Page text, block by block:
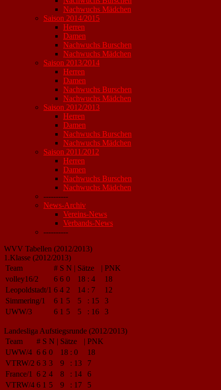
Nachwuchs Mädchen
Saison 2014/2015
Herren
Damen
Nachwuchs Burschen
Nachwuchs Mädchen
Saison 2013/2014
Herren
Damen
Nachwuchs Burschen
Nachwuchs Mädchen
Saison 2012/2013
Herren
Damen
Nachwuchs Burschen
Nachwuchs Mädchen
Saison 2011/2012
Herren
Damen
Nachwuchs Burschen
Nachwuchs Mädchen
----------
News-Archiv
Vereins-News
Verbands-News
----------
WVV Tabellen (2012/2013)
1.Klasse (2012/2013)
Team
# S N | Sätze | PNK
volley16/2
6 6 0 18 : 4
18
Leopoldstadt/1 6 4 2 14 : 7
12
Simmering/1
6 1 5 5 : 15
3
UWW/3
6 1 5 5 : 16 3
Landesliga Aufstiegsrunde (2012/2013)
Team
# S N | Sätze | PNK
UWW/4 6 6 0 18 : 0
18
VTRW/2 6 3 3 9 : 13
7
France/1
6 2 4 8 : 14
6
VTRW/4 6 1 5 9 : 17 5